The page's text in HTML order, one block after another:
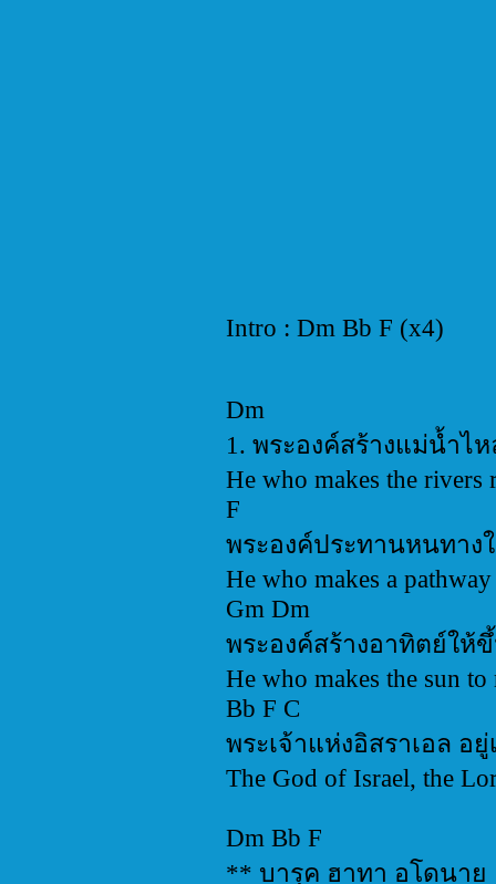
Intro : Dm Bb F (x4)
Dm
1. พระองค์สร้างแม่น้ำไ
He who makes the rivers
F
พระองค์ประทานหนทา
He who makes a
Gm Dm
พระองค์สร้างอาทิตย์ให้
He who makes the sun
Bb F C
พระเจ้าแห่งอิสราเอล อ
The God of Israel, the
Dm Bb F
** บารุค ฮาทา อโดนาย